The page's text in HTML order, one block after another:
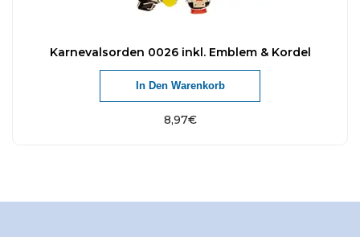
Karnevalsorden 0026 inkl. Emblem & Kordel
8,97€
In Den Warenkorb